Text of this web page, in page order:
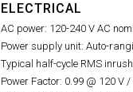
ELECTRICAL
AC power: 120-240 V AC
Power supply unit: Auto-
Typical half-cycle RMS
Power Factor: 0.99 @ 120 V